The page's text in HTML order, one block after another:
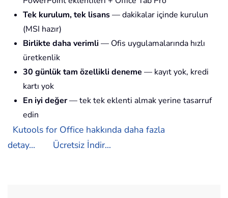
Tek kurulum, tek lisans— dakikalar içinde kurulun
(MSI hazır)
Birlikte daha verimli — Ofis uygulamalarında hızlı
üretkenlik
30 günlük tam özellikli deneme — kayıt yok, kredi
kartı yok
En iyi değer— tek tek eklenti almak yerine tasarruf
edin
Kutools for Office hakkında daha fazla
detay...
Ücretsiz İndir...